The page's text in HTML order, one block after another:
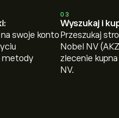
swoje konto
metody
03
Wyszukaj i
Przeszukaj
Nobel NV
zlecenie
NV.